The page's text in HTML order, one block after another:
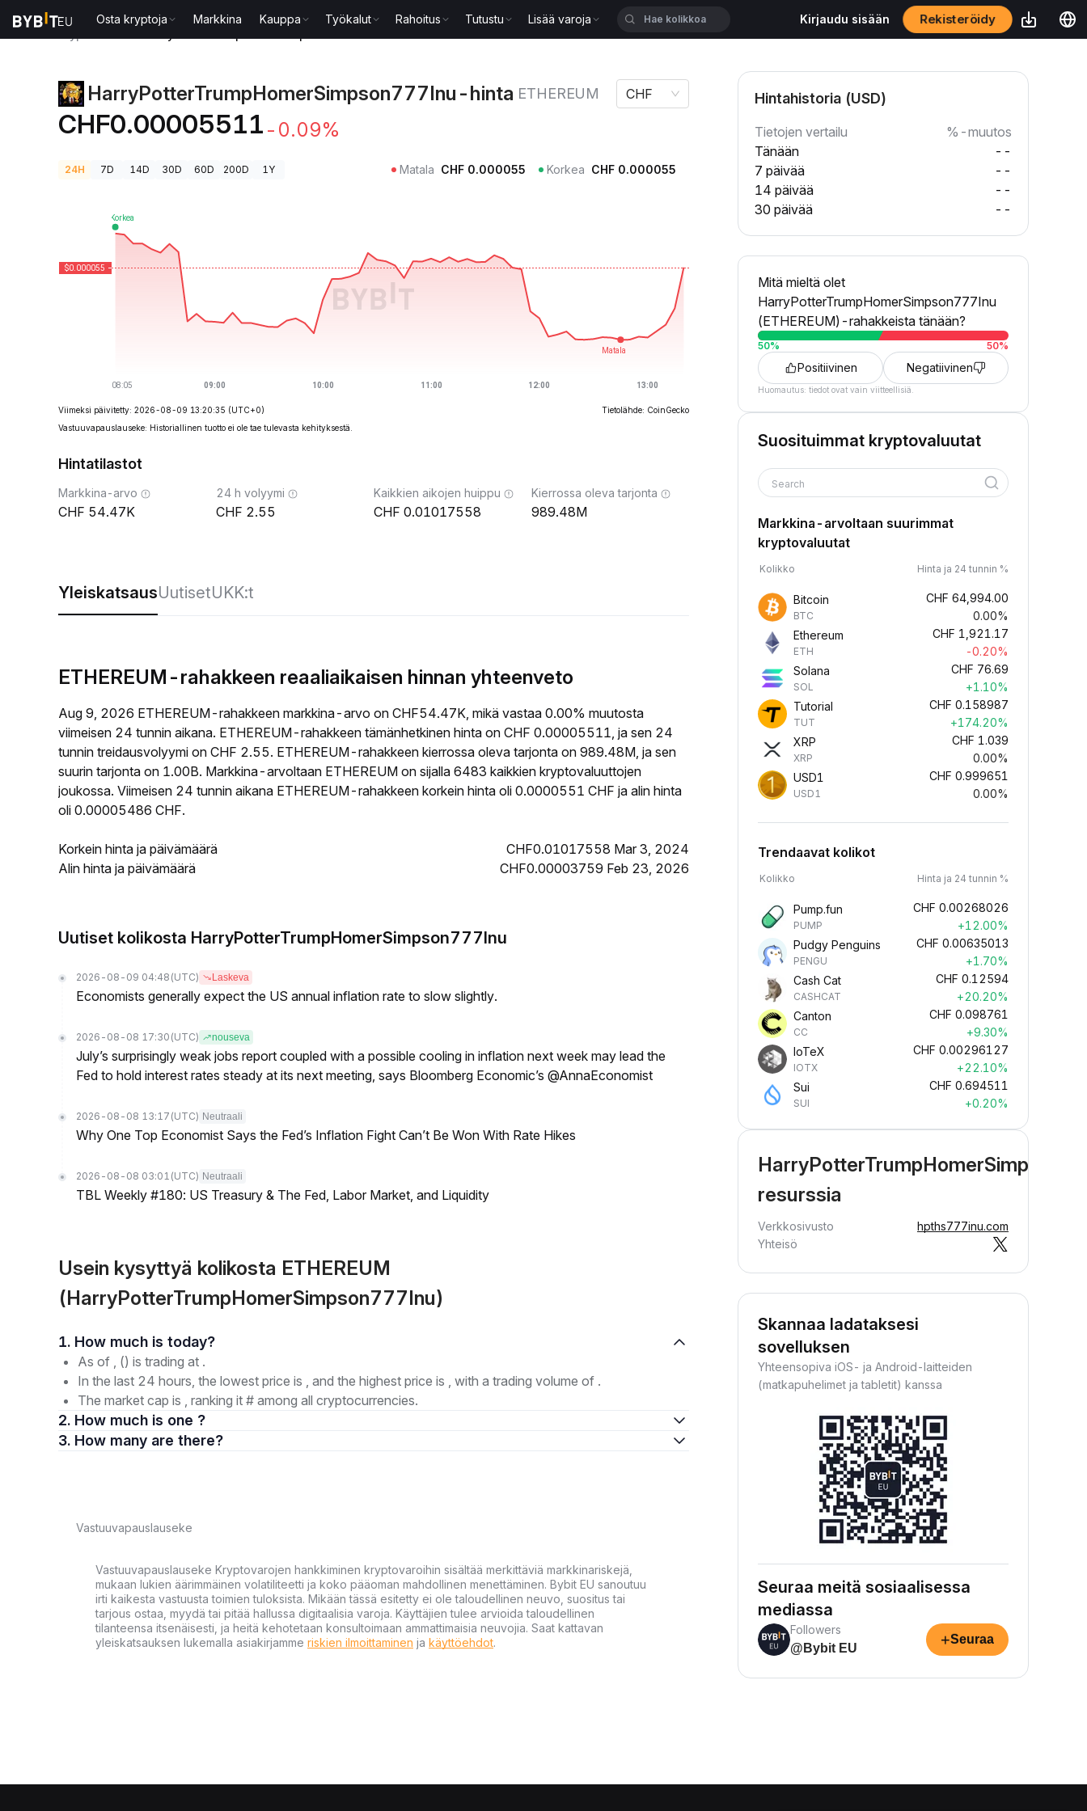
Osta kryptoja Markkina Kauppa Työkalut Rahoitus Tutustu Lisää varoja Kirjaudu sisään Rekisteröidy
HarryPotterTrumpHomerSimpson777Inu-hinta ETHEREUM
CHF0.00005511 -0.09%
CHF
24H 7D 14D 30D 60D 200D 1Y Matala CHF 0.000055 Korkea CHF 0.000055
Viimeksi päivitetty: 2026-08-09 13:20:35 (UTC+0)
Tietolähde: CoinGecko
Vastuuvapauslauseke: Historiallinen tuotto ei ole tae tulevasta kehityksestä.
Hintatilastot
Markkina-arvo
54.47K
24 h volyymi
2.55
Kaikkien aikojen huippu
0.01017558
Kierrossa oleva tarjonta
989.48M
YleiskatsausUutisetUKK:t
ETHEREUM-rahakkeen reaaliaikaisen hinnan yhteenveto
Aug 9, 2026 ETHEREUM-rahakkeen markkina-arvo on CHF54.47K, mikä vastaa 0.00% muutosta
viimeisen 24 tunnin aikana. ETHEREUM-rahakkeen tämänhetkinen hinta on CHF 0.00005511, ja sen 24
tunnin treidausvolyymi on CHF 2.55. ETHEREUM-rahakkeen kierrossa oleva tarjonta on 989.48M, ja sen
suurin tarjonta on 1.00B. Markkina-arvoltaan ETHEREUM on sijalla 6483 kaikkien kryptovaluuttojen
joukossa. Viimeisen 24 tunnin aikana ETHEREUM-rahakkeen korkein hinta oli 0.0000551 CHF ja alin hinta
oli 0.00005486 CHF.
Korkein hinta ja päivämäärä
CHF0.01017558 Mar 3, 2024
Alin hinta ja päivämäärä
CHF0.00003759 Feb 23, 2026
Uutiset kolikosta HarryPotterTrumpHomerSimpson777Inu
2026-08-09 04:48 (UTC) Laskeva
Economists generally expect the US annual inflation rate to slow slightly.
2026-08-08 17:30 (UTC) nouseva
July’s surprisingly weak jobs report coupled with a possible cooling in inflation next week may lead the
Fed to hold interest rates steady at its next meeting, says Bloomberg Economic’s @AnnaEconomist
2026-08-08 13:17 (UTC) Neutraali
Why One Top Economist Says the Fed’s Inflation Fight Can’t Be Won With Rate Hikes
2026-08-08 03:01 (UTC) Neutraali
TBL Weekly #180: US Treasury & The Fed, Labor Market, and Liquidity
Usein kysyttyä kolikosta ETHEREUM
(HarryPotterTrumpHomerSimpson777Inu)
1. How much is today?
As of , () is trading at .
In the last 24 hours, the lowest price is , and the highest price is , with a trading volume of .
The market cap is , ranking it # among all cryptocurrencies.
2. How much is one ?
3. How many are there?
Vastuuvapauslauseke
Vastuuvapauslauseke Kryptovarojen hankkiminen kryptovaroihin sisältää merkittäviä markkinariskejä,
mukaan lukien äärimmäinen volatiliteetti ja koko pääoman mahdollinen menettäminen. Bybit EU sanoutuu
irti kaikesta vastuusta toimien tuloksista. Mikään tässä esitetty ei ole taloudellinen neuvo, suositus tai
tarjous ostaa, myydä tai pitää hallussa digitaalisia varoja. Käyttäjien tulee arvioida taloudellinen
tilanteensa itsenäisesti, ja heitä kehotetaan konsultoimaan ammattimaisia neuvojia. Saat kattavan
yleiskatsauksen lukemalla asiakirjamme riskien ilmoittaminen ja käyttöehdot.
Hintahistoria (USD)
Tietojen vertailu
%-muutos
Tänään
--
7 päivää
--
14 päivää
--
30 päivää
--
Mitä mieltä olet
HarryPotterTrumpHomerSimpson777Inu
(ETHEREUM)-rahakkeista tänään?
50% 50%
Positiivinen Negatiivinen
Huomautus: tiedot ovat vain viitteellisiä.
Suosituimmat kryptovaluutat
Search
Markkina-arvoltaan suurimmat
kryptovaluutat
Kolikko Hinta ja 24 tunnin %
Bitcoin
BTC
CHF 64,994.00
0.00%
Ethereum
ETH
CHF 1,921.17
-0.20%
Solana
SOL
CHF 76.69
+1.10%
Tutorial
TUT
CHF 0.158987
+174.20%
XRP
XRP
CHF 1.039
0.00%
USD1
USD1
CHF 0.999651
0.00%
Trendaavat kolikot
Kolikko Hinta ja 24 tunnin %
Pump.fun
PUMP
CHF 0.00268026
+12.00%
Pudgy Penguins
PENGU
CHF 0.00635013
+1.70%
Cash Cat
CASHCAT
CHF 0.12594
+20.20%
Canton
CC
CHF 0.098761
+9.30%
IoTeX
IOTX
CHF 0.00296127
+22.10%
Sui
SUI
CHF 0.694511
+0.20%
resurssia
Verkkosivusto
hpths777inu.com
Yhteisö
Skannaa ladataksesi
sovelluksen
Yhteensopiva iOS- ja Android-laitteiden
(matkapuhelimet ja tabletit) kanssa
Seuraa meitä sosiaalisessa
mediassa
Followers
@Bybit EU
+Seuraa